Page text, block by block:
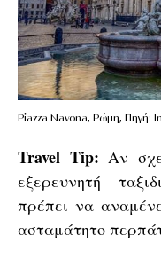
Piazza Navona, Ρώμη, Πηγή:
Travel Tip: Αν
εξερευνητή
πρέπει να
ασταμάτητο